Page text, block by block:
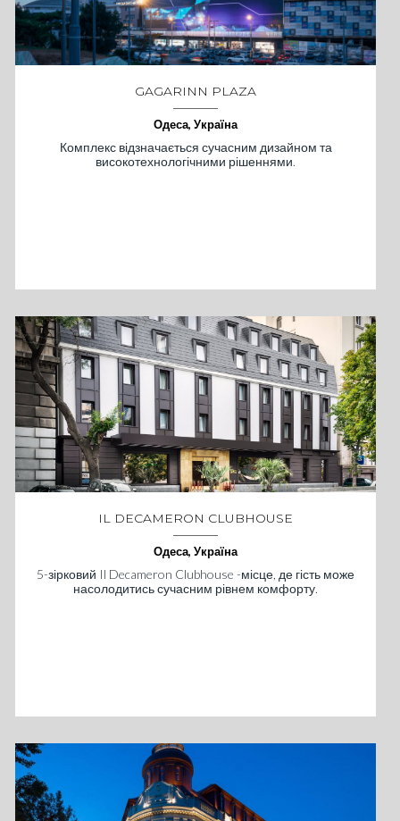
GAGARINN PLAZA
Одеса, Україна
Комплекс відзначається сучасним дизайном та
високотехнологічними рішеннями.
IL DECAMERON CLUBHOUSE
Одеса, Україна
5-зірковий Il Decameron Clubhouse -місце, де гість може
насолодитись сучасним рівнем комфорту.